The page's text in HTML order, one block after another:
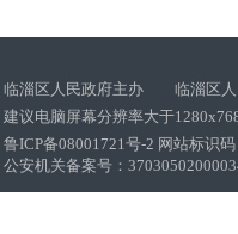
临淄区人民政府主办 临淄区人
建议电脑屏幕分辨率大于
鲁ICP备08001721号-2 网站标识
公安机关备案号：